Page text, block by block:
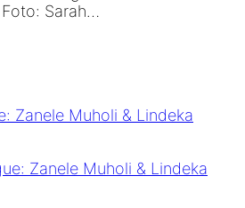
Foto: Sarah…
Zanele Muholi & Lindeka